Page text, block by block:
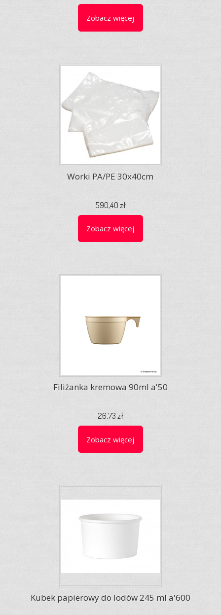
Zobacz więcej
Worki PA/PE 30x40cm
590,40 zł
Zobacz więcej
Filiżanka kremowa 90ml a'50
26,73 zł
Zobacz więcej
Kubek papierowy do lodów 245 ml a'600